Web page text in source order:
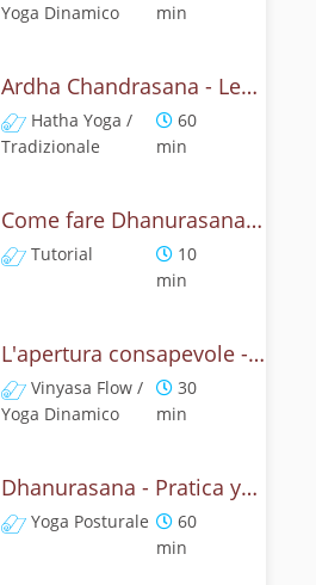
Yoga Dinamico
min
Ardha Chandrasana - Lezione yoga con la storia della mezza luna
Hatha Yoga /
Tradizionale
60
min
Come fare Dhanurasana, la posizione dell' arco? Tutorial
Tutorial
10
min
L'apertura consapevole - Pratica con dhanurasana
Vinyasa Flow /
Yoga Dinamico
30
min
Dhanurasana - Pratica yoga con la tecnica dell'arco
Yoga Posturale
60
min